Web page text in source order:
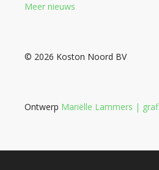
Meer nieuws
© 2026 Koston Noord BV
Ontwerp Mariëlle Lammers |